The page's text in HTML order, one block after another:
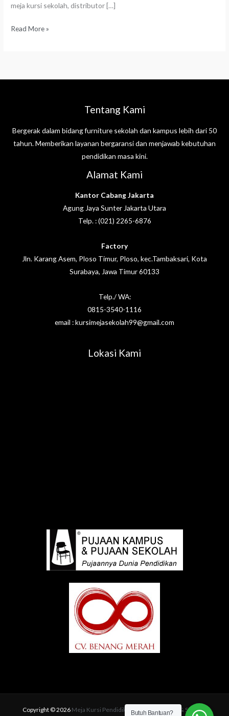
meja kursi sekolah, distributor […]
Read More »
Tentang Kami
Bergerak dalam bidang furniture sekolah dan kampus lebih dari 50
tahun. Memberikan layanan bergaransi dan menjawab kebutuhan
pendidikan masa kini.
Alamat Kami
Kantor Cabang Jakarta
Agung Jaya Sunter Jakarta Utara
Telp. : (021) 2265-6876
Factory
Jln. Karang Asem, Ploso Timur, Ploso, kec.Tambaksari, Kota
Surabaya, Jawa Timur 60133
Telp./ WA:
0815-3540-1116
email : kursimejasekolah99@gmail.com
Lokasi Kami
Copyright © 2026 Meja Kursi Pendidikan | Pujaan Kampus & Sekolah
Butuh Bantuan?